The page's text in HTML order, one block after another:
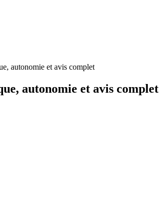
autonomie et avis complet
autonomie et avis complet